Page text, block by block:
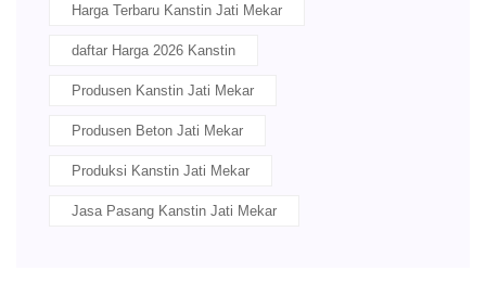
Harga Terbaru Kanstin Jati Mekar
daftar Harga 2026 Kanstin
Produsen Kanstin Jati Mekar
Produsen Beton Jati Mekar
Produksi Kanstin Jati Mekar
Jasa Pasang Kanstin Jati Mekar